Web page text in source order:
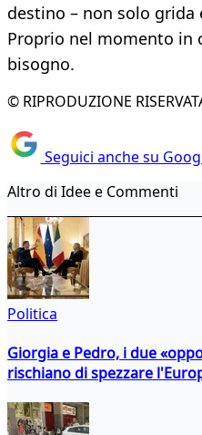
destino – non solo grida
Proprio nel momento in
bisogno.
© RIPRODUZIONE
Seguici anche su
Altro di Idee e Commenti
Politica
Giorgia e Pedro, i due
rischiano di spezzare